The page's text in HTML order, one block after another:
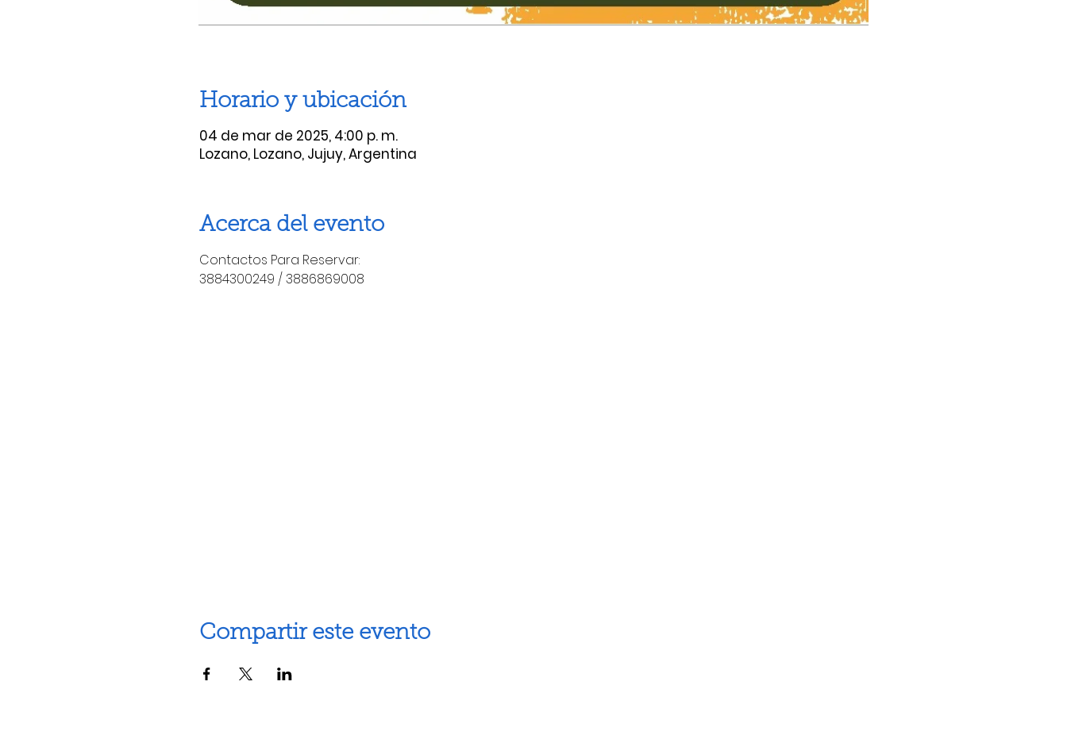
Horario y ubicación
04 de mar de 2025, 4:00 p. m.
Lozano, Lozano, Jujuy, Argentina
Acerca del evento
Contactos Para Reservar:
3884300249 / 3886869008
Compartir este evento